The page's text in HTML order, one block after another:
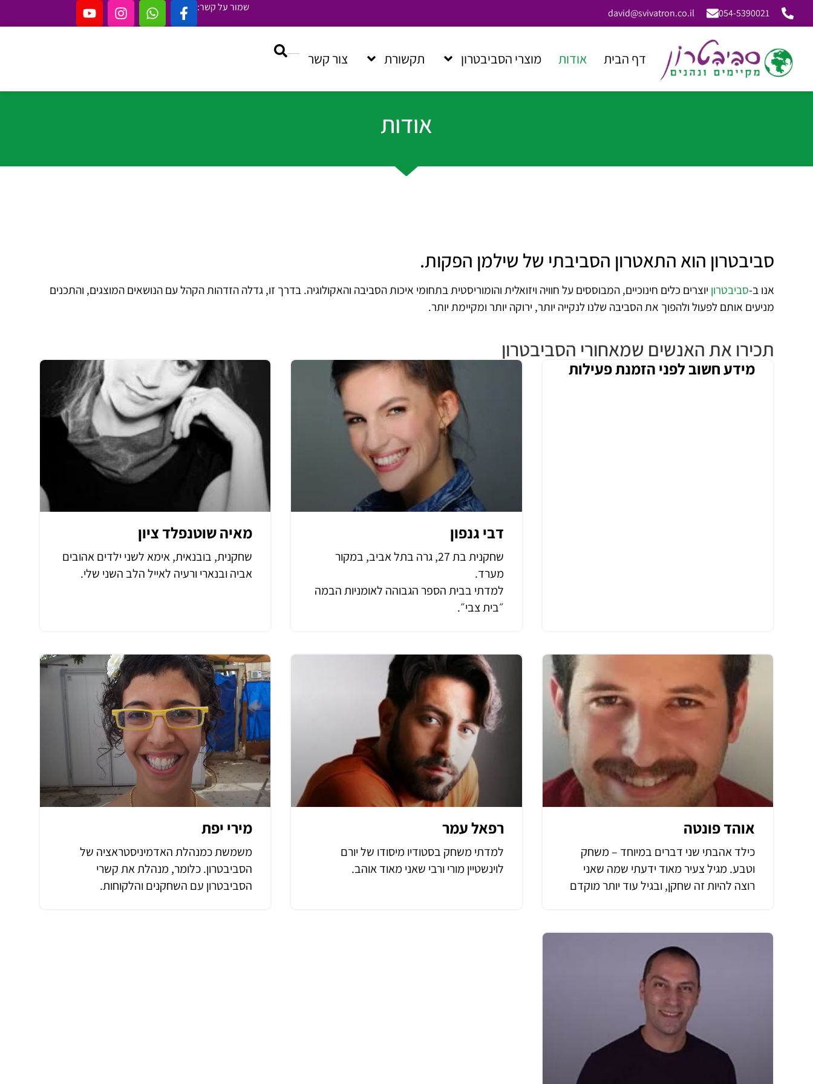
054-5390021
david@svivatron.co.il שמור על קשר:
דף הבית אודות מוצרי הסביבטרון תקשורת צור קשר
אודות
סביבטרון הוא התאטרון הסביבתי של שילמן הפקות.
אנו ב-סביבטרון יוצרים כלים חינוכיים, המבוססים על חוויה ויזואלית והומוריסטית בתחומי איכות הסביבה והאקולוגיה. בדרך זו, גדלה הזדהות הקהל עם הנושאים המוצגים, והתכנים
מניעים אותם לפעול ולהפוך את הסביבה שלנו לנקייה יותר, ירוקה יותר ומקיימת יותר.
תכירו את האנשים שמאחורי הסביבטרון
מידע חשוב לפני הזמנת פעילות
דבי גנפון
שחקנית בת 27, גרה בתל אביב, במקור
מערד.
למדתי בבית הספר הגבוהה לאומניות הבמה
״בית צבי״.
מאיה שוטנפלד ציון
שחקנית, בובנאית, אימא לשני ילדים אהובים
אביה ובנארי ורעיה לאייל הלב השני שלי.
אוהד פונטה
כילד אהבתי שני דברים במיוחד – משחק
וטבע. מגיל צעיר מאוד ידעתי שמה שאני
רוצה להיות זה שחקן, ובגיל עוד יותר מוקדם
רפאל עמר
למדתי משחק בסטודיו מיסודו של יורם
לוינשטיין מורי ורבי שאני מאוד אוהב.
מירי יפת
משמשת כמנהלת האדמיניסטראציה של
הסביבטרון. כלומר, מנהלת את קשרי
הסביבטרון עם השחקנים והלקוחות.